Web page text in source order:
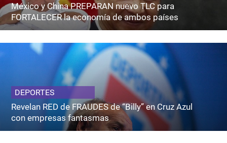
México y China PREPARAN nuevo TLC para
FORTALECER la economía de ambos países
DEPORTES
Revelan RED de FRAUDES de “Billy” en Cruz Azul
con empresas fantasmas